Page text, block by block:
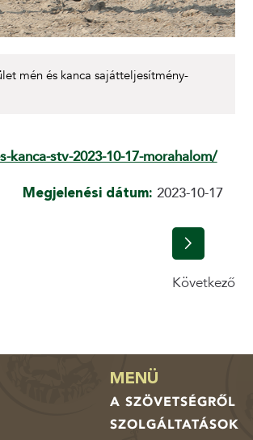
mén és kanca sajátteljesítmény-
stv-2023-10-17-morahalom/
Megjelenési dátum: 2023-10-17
Következő
MENÜ
A SZÖVETSÉGRŐL
SZOLGÁLTATÁSOK